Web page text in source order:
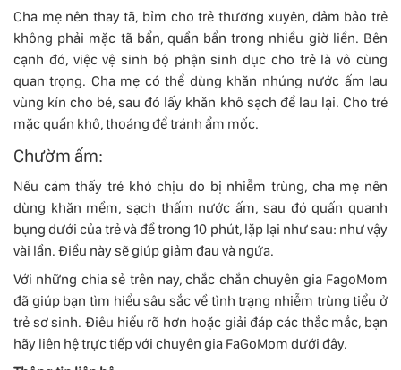
Cha mẹ nên thay tã, bỉm cho trẻ thường xuyên, đảm bảo trẻ
không phải mặc tã bẩn, quần bẩn trong nhiều giờ liền. Bên
cạnh đó, việc vệ sinh bộ phận sinh dục cho trẻ là vô cùng
quan trọng. Cha mẹ có thể dùng khăn nhúng nước ấm lau
vùng kín cho bé, sau đó lấy khăn khô sạch để lau lại. Cho trẻ
mặc quần khô, thoáng để tránh ẩm mốc.
Chườm ấm:
Nếu cảm thấy trẻ khó chịu do bị nhiễm trùng, cha mẹ nên
dùng khăn mềm, sạch thấm nước ấm, sau đó quấn quanh
bụng dưới của trẻ và để trong 10 phút, lặp lại như sau: như vậy
vài lần. Điều này sẽ giúp giảm đau và ngứa.
Với những chia sẻ trên nay, chắc chắn chuyên gia FagoMom
đã giúp bạn tìm hiểu sâu sắc về tình trạng nhiễm trùng tiểu ở
trẻ sơ sinh. Điêu hiểu rõ hơn hoặc giải đáp các thắc mắc, bạn
hãy liên hệ trực tiếp với chuyên gia FaGoMom dưới đây.